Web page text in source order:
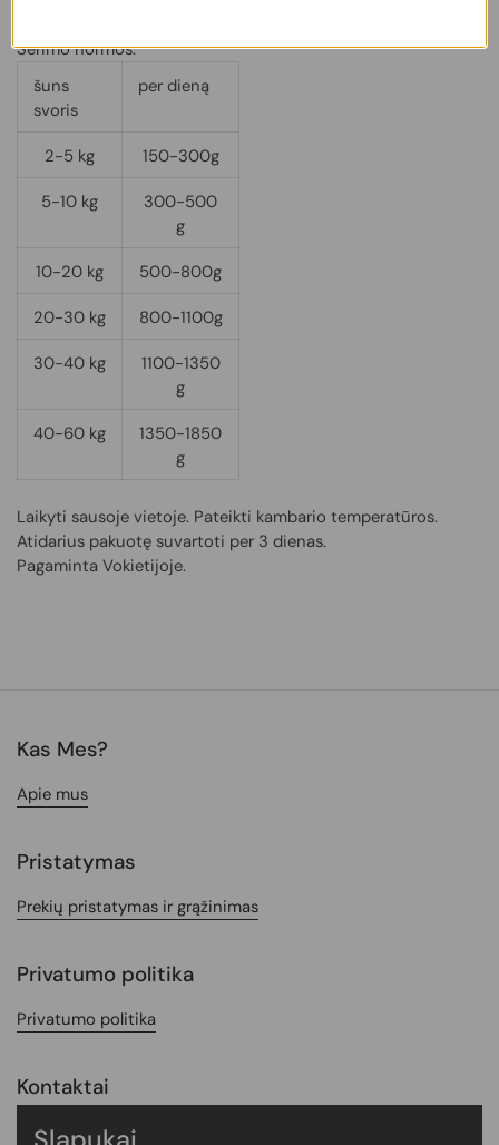
Šėrimo normos:
šuns
svoris
per dieną
2-5 kg 150-300g
5-10 kg
300-500
g
10-20 kg 500-800g
20-30 kg 800-1100g
30-40 kg
1100-1350
g
40-60 kg
1350-1850
g
Laikyti sausoje vietoje. Pateikti kambario temperatūros.
Atidarius pakuotę suvartoti per 3 dienas.
Pagaminta Vokietijoje.
Kas Mes?
Apie mus
Pristatymas
Prekių pristatymas ir grąžinimas
Privatumo politika
Privatumo politika
Kontaktai
Kontaktai